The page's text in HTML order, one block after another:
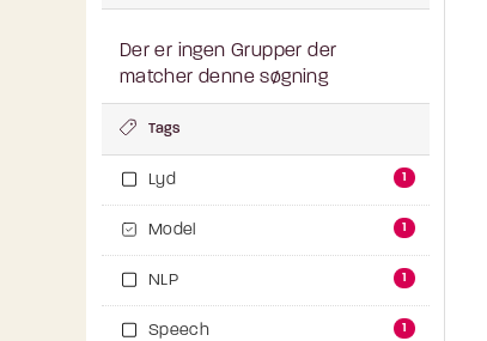
Der er ingen Grupper der
matcher denne søgning
Tags
Lyd 1
Model 1
NLP 1
Speech 1